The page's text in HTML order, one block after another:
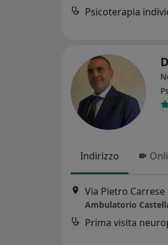
Psicoterapia
Indirizzo
Ambulatorio
Prima visita